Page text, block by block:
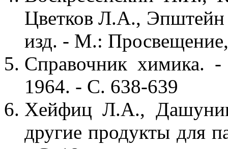
Цветков Л.А.,
изд. - М.:
Справочник
1964. - С. 638-639
Хейфиц Л.А.,
другие продукты для